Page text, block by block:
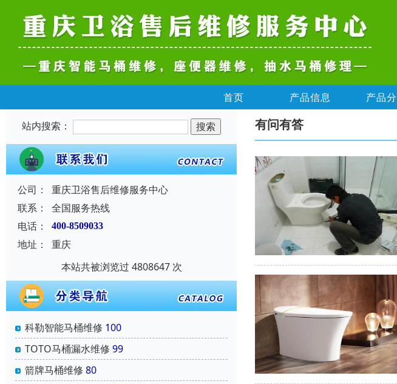
首页 产品信息 产品
站内搜索：
公司：
重庆卫浴售后维修服务中心
联系：
全国服务热线
电话：
400-8509033
地址：
重庆
本站共被浏览过 4808647 次
科勒智能马桶维修 100
TOTO马桶漏水维修 99
箭牌马桶维修 80
有问有答